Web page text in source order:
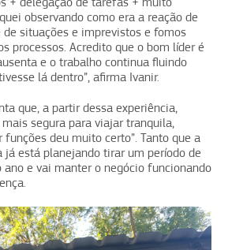
observando como era a reação de
situações e imprevistos e fomos
processos. Acredito que o bom líder é
e o trabalho continua fluindo
lá dentro”, afirma Ivanir.
que, a partir dessa experiência,
segura para viajar tranquila,
funções deu muito certo”. Tanto que a
já está planejando tirar um período de
e vai manter o negócio funcionando